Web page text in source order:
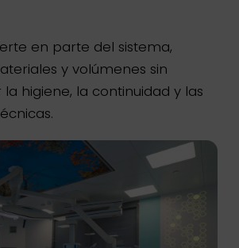
en parte del sistema,
y volúmenes sin
higiene, la continuidad y las
para caracterizar los ambientes
y coherente con el diseño